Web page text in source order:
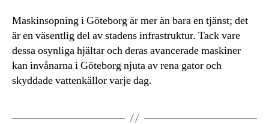
Maskinsopning i Göteborg är mer än bara en tjänst; det
är en väsentlig del av stadens infrastruktur. Tack vare
dessa osynliga hjältar och deras avancerade maskiner
kan invånarna i Göteborg njuta av rena gator och
skyddade vattenkällor varje dag.